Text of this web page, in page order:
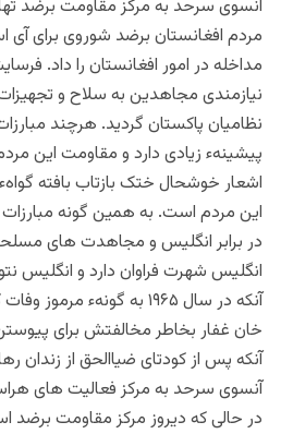
آنسوی سرحد به مرکز مقاومت برضد
مردم افغانستان برضد شوروی برای
مداخله در امور افغانستان را داد.
نیازمندی مجاهدین به سلاح و
نظامیان پاکستان گردید. هرچند
پیشینهء زیادی دارد و مقاومت این
اشعار خوشحال ختک بازتاب بافته
این مردم است. به همین گونه
در برابر انگلیس و مجاهدت های
انگلیس شهرت فراوان دارد و انگلیس
آنکه در سال ۱۹۶۵ به گونهء
خان غفار بخاطر مخالفتش برای
آنکه پس از کودتای ضیاالحق از زندان
آنسوی سرحد به مرکز فعالیت های
در حالی که دیروز مرکز مقاومت برضد